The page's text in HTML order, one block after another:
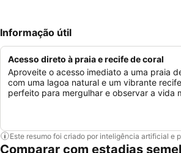
Informação útil
Acesso direto à praia e recife de coral
Aproveite o acesso imediato a uma praia
com uma lagoa natural e um vibrante
perfeito para mergulhar e observar a vida
Este resumo foi criado por inteligência artificial e
Comparar com estadias